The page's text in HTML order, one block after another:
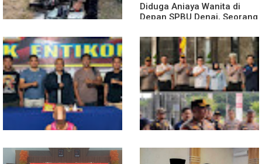
Truk Kontainer Oleng Tabrak
Vario, Warga Kapuas
Meninggal di Dusun Mak
Tampong
Diduga Aniaya Wanita di
Depan SPBU Denai, Seorang
Medan Area